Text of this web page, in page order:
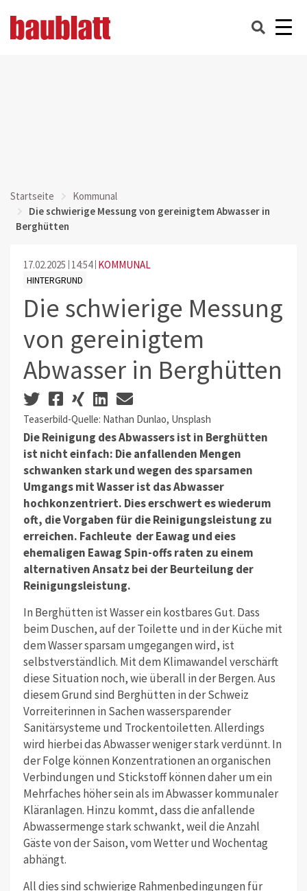
Startseite
Kommunal
Die schwierige Messung von gereinigtem Abwasser in
Berghütten
17.02.2025 14:54 KOMMUNAL
HINTERGRUND
Die schwierige Messung
von gereinigtem
Abwasser in Berghütten
Teaserbild-Quelle: Nathan Dunlao, Unsplash
Die Reinigung des Abwassers ist in Berghütten
ist nicht einfach: Die anfallenden Mengen
schwanken stark und wegen des sparsamen
Umgangs mit Wasser ist das Abwasser
hochkonzentriert. Dies erschwert es wiederum
oft, die Vorgaben für die Reinigungsleistung zu
erreichen. Fachleute der Eawag und eies
ehemaligen Eawag Spin-offs raten zu einem
alternativen Ansatz bei der Beurteilung der
Reinigungsleistung.
In Berghütten ist Wasser ein kostbares Gut. Dass
beim Duschen, auf der Toilette und in der Küche mit
dem Wasser sparsam umgegangen wird, ist
selbstverständlich. Mit dem Klimawandel verschärft
diese Situation noch, wie überall in der Bergen. Aus
diesem Grund sind Berghütten in der Schweiz
Vorreiterinnen in Sachen wassersparender
Sanitärsysteme und Trockentoiletten. Allerdings
wird hierbei das Abwasser weniger stark verdünnt. In
der Folge können Konzentrationen an organischen
Verbindungen und Stickstoff können daher um ein
Mehrfaches höher sein als im Abwasser kommunaler
Kläranlagen. Hinzu kommt, dass die anfallende
Abwassermenge stark schwankt, weil die Anzahl
Gäste von der Saison, vom Wetter und Wochentag
abhängt.
All dies sind schwierige Rahmenbedingungen für